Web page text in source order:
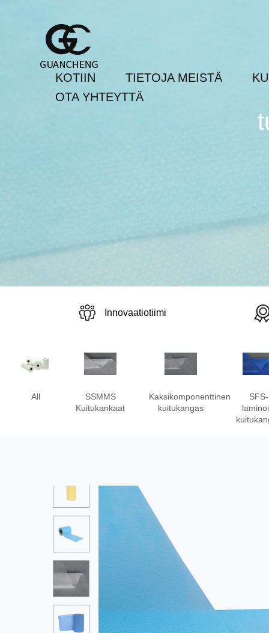
KOTIIN TIETOJA MEISTÄ
OTA YHTEYTTÄ
Innovaatiotiimi
All
SSMMS
Kuitukankaat
Kaksikomponenttinen
kuitukangas
SFS-